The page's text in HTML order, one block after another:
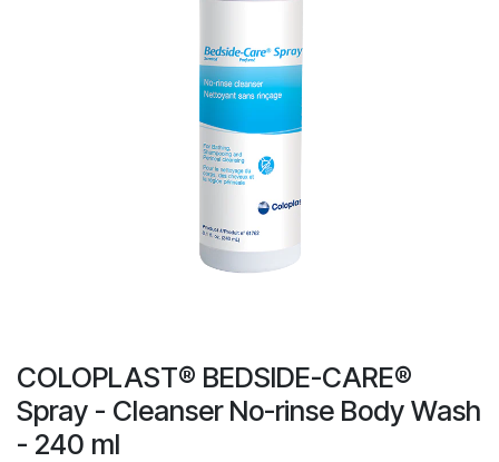
COLOPLAST® BEDSIDE-CARE®
Spray - Cleanser No-rinse Body Wash
- 240 ml